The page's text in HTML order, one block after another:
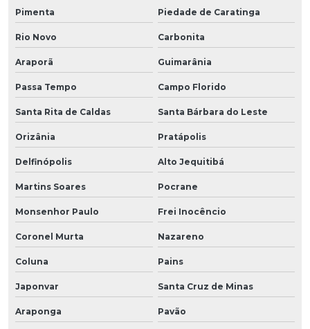
Pimenta Piedade de Caratinga
Rio Novo Carbonita
Araporã Guimarânia
Passa Tempo Campo Florido
Santa Rita de Caldas Santa Bárbara do Leste
Orizânia Pratápolis
Delfinópolis Alto Jequitibá
Martins Soares Pocrane
Monsenhor Paulo Frei Inocêncio
Coronel Murta Nazareno
Coluna Pains
Japonvar Santa Cruz de Minas
Araponga Pavão